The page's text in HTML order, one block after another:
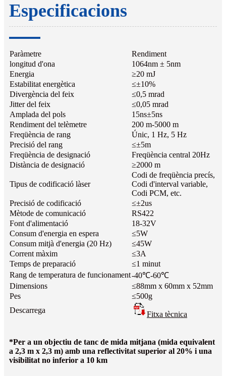
Especificacions
Paràmetre
Rendiment
longitud d'ona
1064nm ± 5nm
Energia
≥20 mJ
Estabilitat energètica
≤±10%
Divergència del feix
≤0,5 mrad
Jitter del feix
≤0,05 mrad
Amplada del pols
15ns±5ns
Rendiment del telèmetre
200 m-5000 m
Freqüència de rang
Únic, 1 Hz, 5 Hz
Precisió del rang
≤±5m
Freqüència de designació
Freqüència central 20Hz
Distància de designació
≥2000 m
Tipus de codificació làser
Codi de freqüència precís,
Codi d'interval variable,
Codi PCM, etc.
Precisió de codificació
≤±2us
Mètode de comunicació
RS422
Font d'alimentació
18-32V
Consum d'energia en espera
≤5W
Consum mitjà d'energia (20 Hz)
≤45W
Corrent màxim
≤3A
Temps de preparació
≤1 minut
Rang de temperatura de funcionament-40℃-60℃
Dimensions
≤88mm x 60mm x 52mm
Pes
≤500g
Descarrega
Fitxa tècnica
*Per a un objectiu de tanc de mida mitjana (mida equivalent
a 2,3 m x 2,3 m) amb una reflectivitat superior al 20% i una
visibilitat no inferior a 10 km